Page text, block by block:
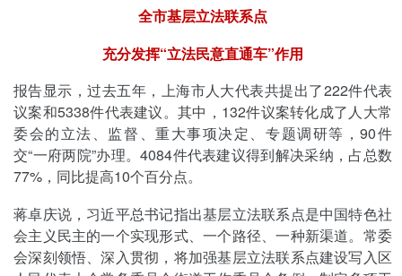
全市基层立法联系点
充分发挥“立法民意直通车”作用
报告显示，过去五年，上海市人大代表共提出了222件代表
议案和5338件代表建议。其中，132件议案转化成了人大常
委会的立法、监督、重大事项决定、专题调研等，90件
交“一府两院”办理。4084件代表建议得到解决采纳，占总数
77%，同比提高10个百分点。
蒋卓庆说，习近平总书记指出基层立法联系点是中国特色社
会主义民主的一个实现形式、一个路径、一种新渠道。常委
会深刻领悟、深入贯彻，将加强基层立法联系点建设写入区